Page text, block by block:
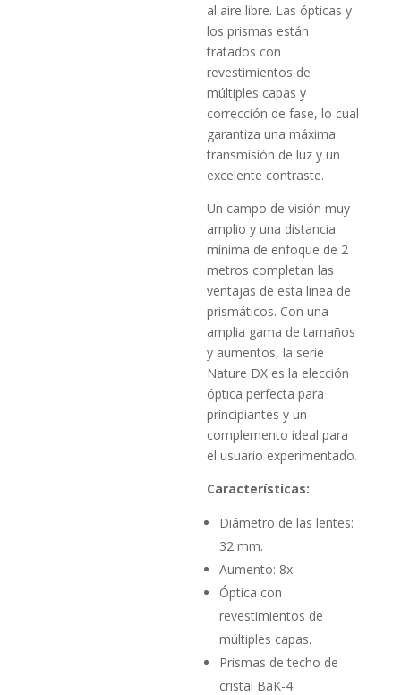
al aire libre. Las ópticas y
los prismas están
tratados con
revestimientos de
múltiples capas y
corrección de fase, lo cual
garantiza una máxima
transmisión de luz y un
excelente contraste.
Un campo de visión muy
amplio y una distancia
mínima de enfoque de 2
metros completan las
ventajas de esta línea de
prismáticos. Con una
amplia gama de tamaños
y aumentos, la serie
Nature DX es la elección
óptica perfecta para
principiantes y un
complemento ideal para
el usuario experimentado.
Características:
Diámetro de las lentes:
32 mm.
Aumento: 8x.
Óptica con
revestimientos de
múltiples capas.
Prismas de techo de
cristal BaK-4.